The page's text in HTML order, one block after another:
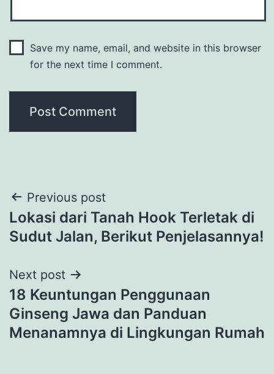
Save my name, email, and website in this browser
for the next time I comment.
Post
navigation
Previous post
Lokasi dari Tanah Hook Terletak di
Sudut Jalan, Berikut Penjelasannya!
Next post
18 Keuntungan Penggunaan
Ginseng Jawa dan Panduan
Menanamnya di Lingkungan Rumah